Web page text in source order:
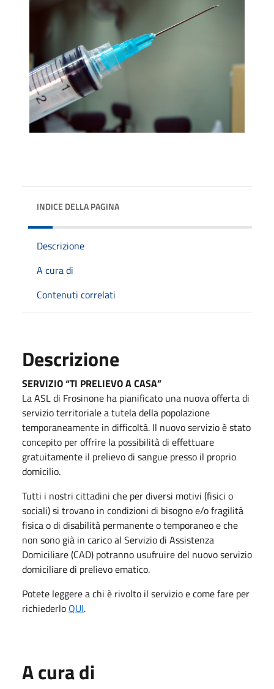
INDICE DELLA PAGINA
Descrizione
A cura di
Contenuti correlati
Descrizione
SERVIZIO “TI PRELIEVO A CASA”
La ASL di Frosinone ha pianificato una nuova offerta di
servizio territoriale a tutela della popolazione
temporaneamente in difficoltà. Il nuovo servizio è stato
concepito per offrire la possibilità di effettuare
gratuitamente il prelievo di sangue presso il proprio
domicilio.
Tutti i nostri cittadini che per diversi motivi (fisici o
sociali) si trovano in condizioni di bisogno e/o fragilità
fisica o di disabilità permanente o temporaneo e che
non sono già in carico al Servizio di Assistenza
Domiciliare (CAD) potranno usufruire del nuovo servizio
domiciliare di prelievo ematico.
Potete leggere a chi è rivolto il servizio e come fare per
richiederlo QUI.
A cura di